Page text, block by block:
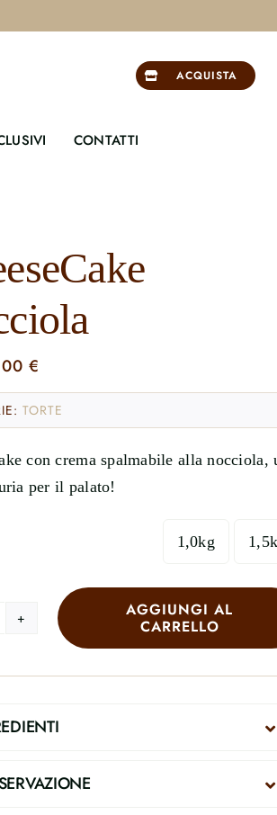
ACQUISTA
CONTATTI
€
TORTE
con crema spalmabile alla nocciola,
per il palato!
1,0kg
AGGIUNGI AL
CARRELLO